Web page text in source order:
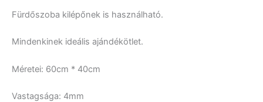
Fürdőszoba kilépőnek is használható.
Mindenkinek ideális ajándékötlet.
Méretei: 60cm * 40cm
Vastagsága: 4mm